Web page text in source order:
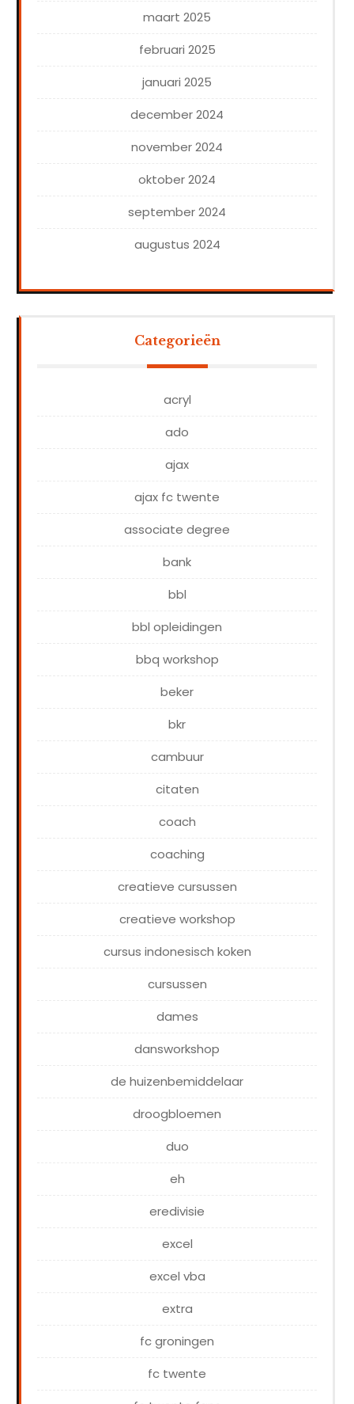
maart 2025
februari 2025
januari 2025
december 2024
november 2024
oktober 2024
september 2024
augustus 2024
Categorieën
acryl
ado
ajax
ajax fc twente
associate degree
bank
bbl
bbl opleidingen
bbq workshop
beker
bkr
cambuur
citaten
coach
coaching
creatieve cursussen
creatieve workshop
cursus indonesisch koken
cursussen
dames
dansworkshop
de huizenbemiddelaar
droogbloemen
duo
eh
eredivisie
excel
excel vba
extra
fc groningen
fc twente